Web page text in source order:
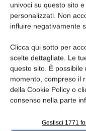
univoci su questo sito
personalizzati. Non
influire negativamente
Clicca qui sotto per
scelte dettagliate. Le
questo sito. È
momento, compreso il
della Cookie Policy o
consenso nella parte
Gestisci 1771
Oggetto
Messaggio